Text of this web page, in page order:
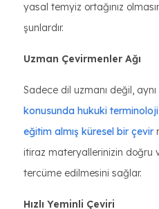
yasal temyiz ortağınız
şunlardır.
Uzman Çevirmenler Ağı
Sadece dil uzmanı değil,
konusunda hukuki terminoloji
eğitim almış küresel bir çevir
itiraz materyallerinizin doğru
tercüme edilmesini sağlar.
Hızlı Yeminli Çeviri